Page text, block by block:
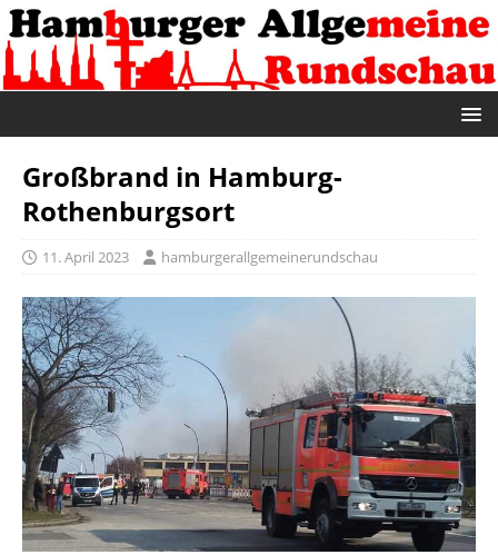
Großbrand in Hamburg-
Rothenburgsort
11. April 2023 hamburgerallgemeinerundschau